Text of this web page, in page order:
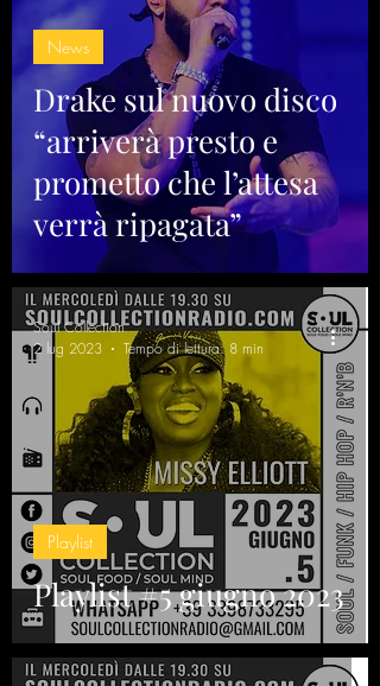
Drake sul nuovo disco
“arriverà presto e
prometto che l’attesa
verrà ripagata”
News
Playlist #5 giugno 2023
Playlist
Soul Collection
2 lug 2023
Tempo di lettura: 8 min